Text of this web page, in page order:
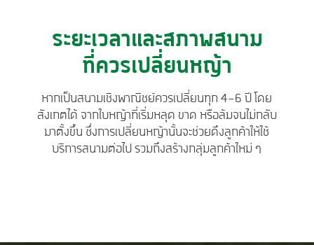
ระยะเวลาและสภาพสนาม
ที่ควรเปลี่ยนหญ้า
หากเป็นสนามเชิงพาณิชย์ควรเปลี่ยนทุก 4-6 ปี โดย
สังเกตได้ จากใบหญ้าที่เริ่มหลุด ขาด หรือล้มจนไม่กลับ
มาตั้งขึ้น ซึ่งการเปลี่ยนหญ้านั้นจะช่วยดึงลูกค้าให้ใช้
บริการสนามต่อไป รวมถึงสร้างกลุ่มลูกค้าใหม่ ๆ